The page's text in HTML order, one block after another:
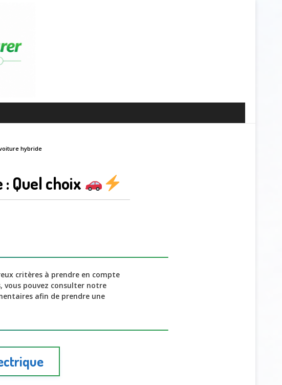
hybride
Quel choix
critères à prendre en compte
vous pouvez consulter notre
afin de prendre une